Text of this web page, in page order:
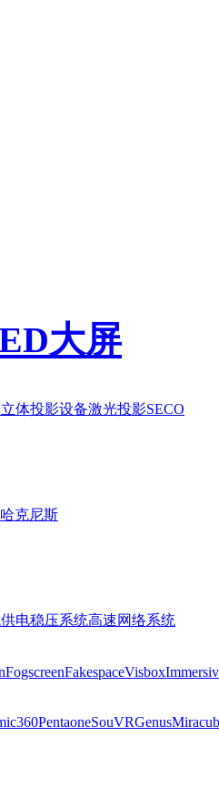
大屏
体投影设备激光投影SECO
哈克尼斯
供电稳压系统高速网络系统
FogscreenFakespaceVisbox
PentaoneSouVRGenus